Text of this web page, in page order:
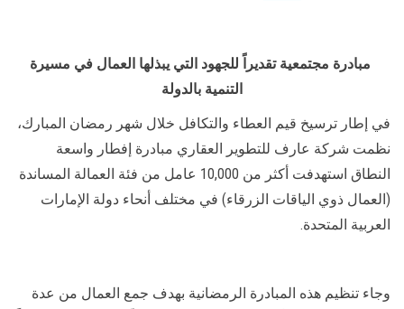
مبادرة مجتمعية تقديراً للجهود التي يبذلها العمال في مسيرة
التنمية بالدولة
في إطار ترسيخ قيم العطاء والتكافل خلال شهر رمضان المبارك،
نظمت شركة عارف للتطوير العقاري مبادرة إفطار واسعة
النطاق استهدفت أكثر من 10,000 عامل من فئة العمالة المساندة
(العمال ذوي الياقات الزرقاء) في مختلف أنحاء دولة الإمارات
العربية المتحدة.
وجاء تنظيم هذه المبادرة الرمضانية بهدف جمع العمال من عدة